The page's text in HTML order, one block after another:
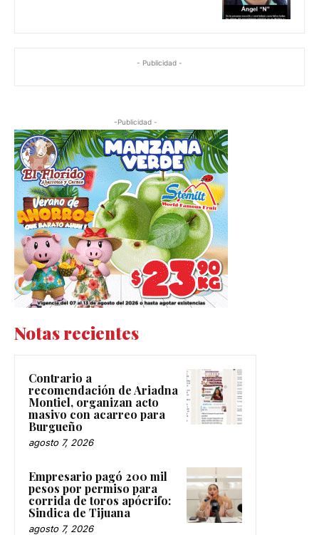
- Publicidad -
-Publicidad -
Notas recientes
Contrario a
recomendación de Ariadna
Montiel, organizan acto
masivo con acarreo para
Burgueño
agosto 7, 2026
Empresario pagó 200 mil
pesos por permiso para
corrida de toros apócrifo:
Sindica de Tijuana
agosto 7, 2026